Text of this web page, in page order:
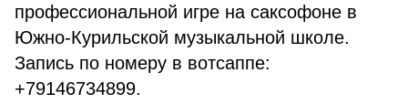
профессиональной игре на саксофоне в
Южно-Курильской музыкальной школе.
Запись по номеру в вотсаппе:
+79146734899.